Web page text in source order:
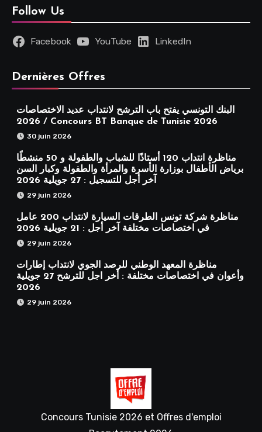
Follow Us
Facebook YouTube LinkedIn
Dernières Offres
البنك التونسي يفتح باب الترشح لانتداب عديد الاختصاصات
2026 / Concours BT Banque de Tunisie 2026
30 juin 2026
مناظرة انتداب 120 أستاذًا للشباب والطفولة و 50 منشطًا
برياض الأطفال بوزارة الأسرة والمرأة والطفولة وكبار السن
آخر أجل للتسجيل : 27 جويلية 2026
29 juin 2026
مناظرة شركة تونس الطرقات السيارة لانتداب 200 عامل
في اختصاصات مختلفة آخر أجل : 21 جويلية 2026
29 juin 2026
مناظرة المعهد الوطني للرصد الجوي لانتداب إطارات
وأعوان في اختصاصات مختلفة : أخر اجل للترشح 27 جويلية
2026
29 juin 2026
Concours Tunisie 2026 et Offres d'emploi